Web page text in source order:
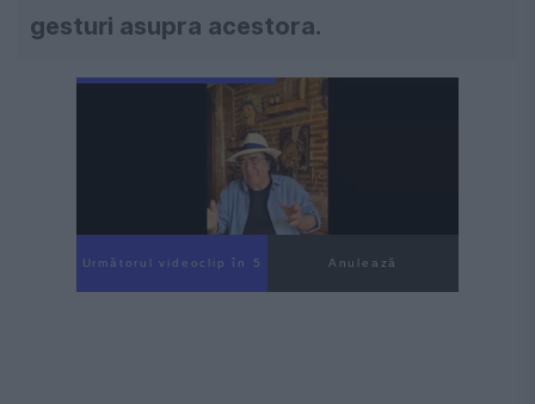
gesturi asupra acestora.
Următorul videoclip în 3 Anulează